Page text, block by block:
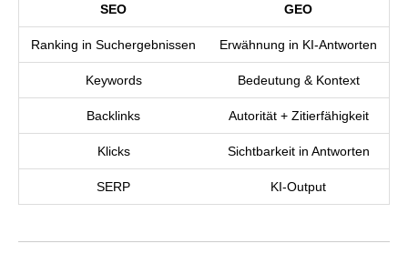
SEO GEO
Ranking in Suchergebnissen Erwähnung in KI-Antworten
Keywords Bedeutung & Kontext
Backlinks Autorität + Zitierfähigkeit
Klicks Sichtbarkeit in Antworten
SERP KI-Output